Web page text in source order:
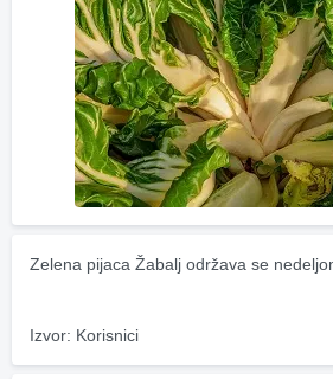
Zelena pijaca Žabalj održava se
Izvor: Korisnici